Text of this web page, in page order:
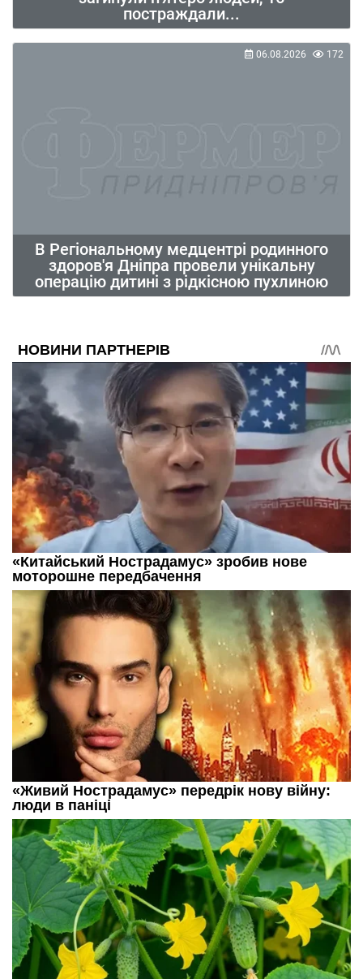
постраждали...
В Регіональному медцентрі родинного
здоров'я Дніпра провели унікальну
операцію дитині з рідкісною пухлиною
06.08.2026 172